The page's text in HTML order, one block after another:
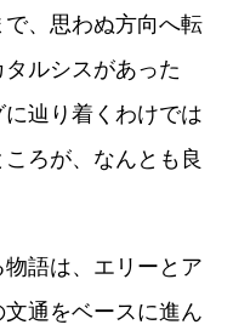
、思わぬ方向へ転
ルシスがあった
辿り着くわけでは
ろが、なんとも良
語は、エリーとア
通をベースに進ん